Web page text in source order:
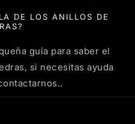
DE LOS ANILLOS DE
guía para saber el
si necesitas ayuda